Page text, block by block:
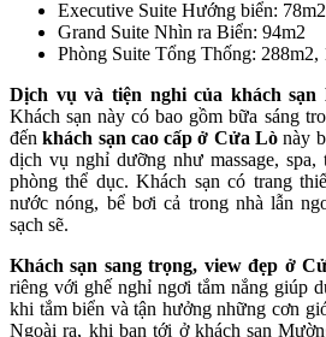
Executive Suite Hướng biển: 78m2
Grand Suite Nhìn ra Biển: 94m2
Phòng Suite Tổng Thống:
Dịch vụ và tiện nghi của khách
Khách sạn này có bao gồm bữa sáng
đếnkhách sạn cao cấp ở Cửa Lò này
dịch vụ nghỉ dưỡng như massage,
phòng thể dục. Khách sạn có trang
nước nóng, bể bơi cả trong nhà lẫn
sạch sẽ.
Khách sạn sang trọng, view đẹp ở
riêng với ghế nghỉ ngơi tắm nắng giúp
khi tắm biển và tận hưởng những cơn
Ngoài ra, khi bạn tới ở khách sạn